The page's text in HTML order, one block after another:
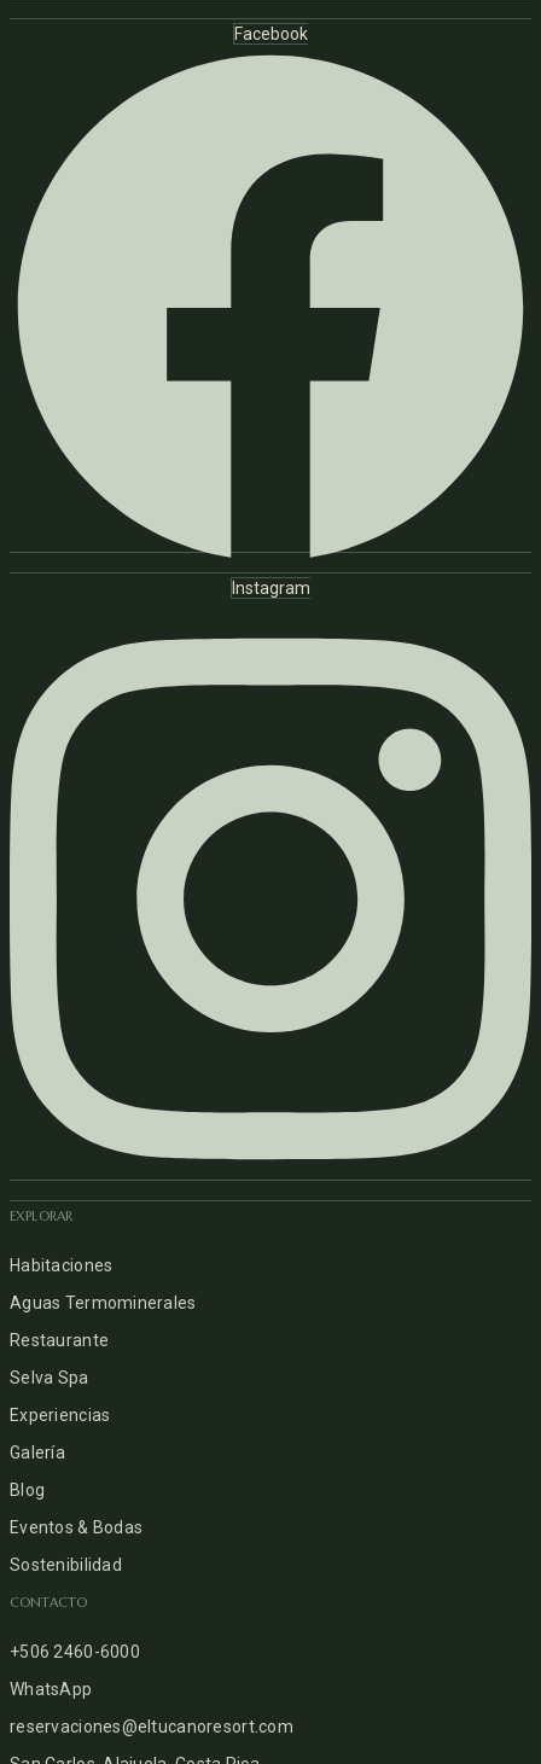
Facebook
Instagram
EXPLORAR
Habitaciones
Aguas Termominerales
Restaurante
Selva Spa
Experiencias
Galería
Blog
Eventos & Bodas
Sostenibilidad
CONTACTO
+506 2460-6000
WhatsApp
reservaciones@eltucanoresort.com